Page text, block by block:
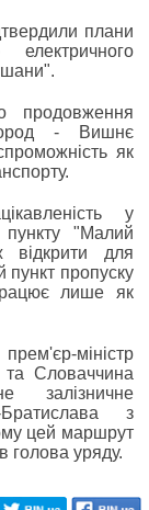
плани
електричного
продовження
- Вишнє
як
у
пункту "Малий
для
пункт пропуску
лише як
міністр
Словаччина
залізничне
з
цей маршрут
голова уряду.